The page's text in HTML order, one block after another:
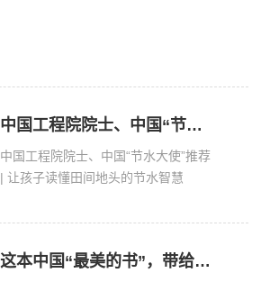
中国工程院院士、中国“节水大使”推荐 | 让孩子读懂田间地头的节水智慧
中国工程院院士、中国“节水大使”推荐
| 让孩子读懂田间地头的节水智慧
这本中国“最美的书”，带给您浓浓的年味儿（文末有礼）